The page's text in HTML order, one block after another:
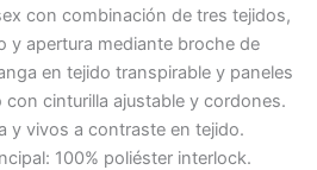
con combinación de tres tejidos,
y apertura mediante broche de
en tejido transpirable y paneles
con cinturilla ajustable y cordones.
y vivos a contraste en tejido.
100% poliéster interlock.